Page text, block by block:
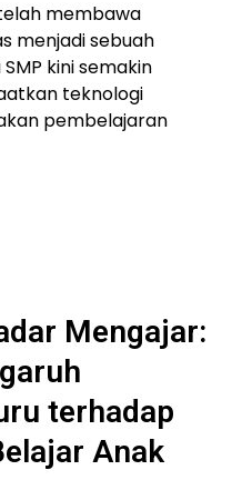
membawa
menjadi sebuah
kini semakin
teknologi
pembelajaran
Mengajar:
terhadap
Anak